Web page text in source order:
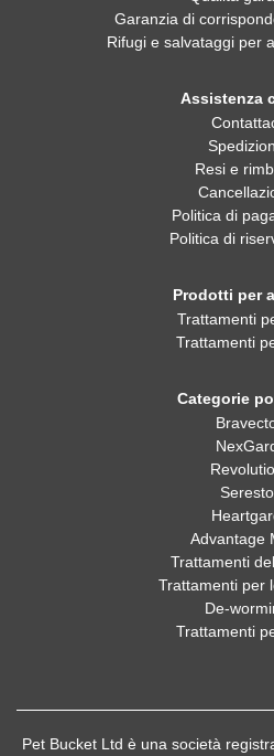
Garanzia di
Rifugi e salvataggi per
Assistenza
Resi e
Politica di
Politica di
Prodotti per
Trattamenti
Trattamenti
Categorie
Seresto
Advantage
Trattamenti
Trattamenti per
De-
Trattamenti
Pet Bucket Ltd è una società